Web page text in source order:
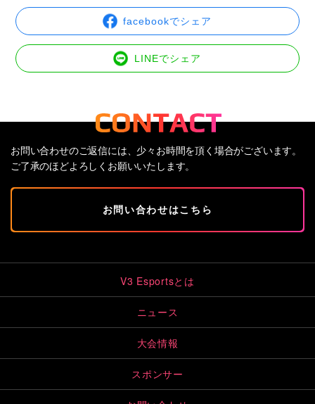
facebookでシェア
LINEでシェア
お問い合わせのご返信には、少々お時間を頂く場合がございます。
ご了承のほどよろしくお願いいたします。
お問い合わせはこちら
V3 Esportsとは
ニュース
大会情報
スポンサー